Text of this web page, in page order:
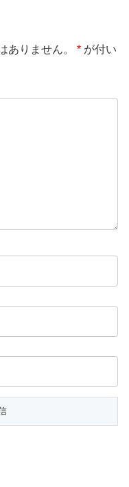
ありません。 * が付い